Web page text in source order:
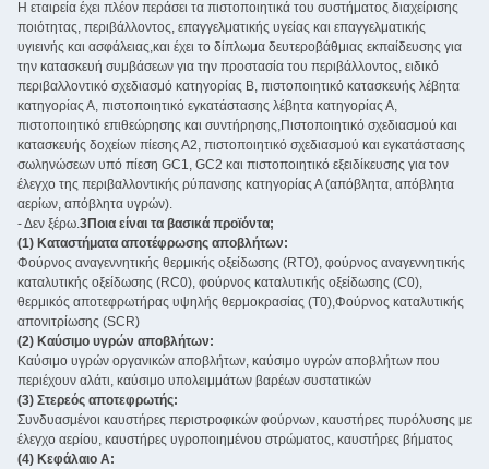
Η εταιρεία έχει πλέον περάσει τα πιστοποιητικά του συστήματος διαχείρισης
ποιότητας, περιβάλλοντος, επαγγελματικής υγείας και επαγγελματικής
υγιεινής και ασφάλειας,και έχει το δίπλωμα δευτεροβάθμιας εκπαίδευσης για
την κατασκευή συμβάσεων για την προστασία του περιβάλλοντος, ειδικό
περιβαλλοντικό σχεδιασμό κατηγορίας Β, πιστοποιητικό κατασκευής λέβητα
κατηγορίας Α, πιστοποιητικό εγκατάστασης λέβητα κατηγορίας Α,
πιστοποιητικό επιθεώρησης και συντήρησης,Πιστοποιητικό σχεδιασμού και
κατασκευής δοχείων πίεσης Α2, πιστοποιητικό σχεδιασμού και εγκατάστασης
σωληνώσεων υπό πίεση GC1, GC2 και πιστοποιητικό εξειδίκευσης για τον
έλεγχο της περιβαλλοντικής ρύπανσης κατηγορίας Α (απόβλητα, απόβλητα
αερίων, απόβλητα υγρών).
- Δεν ξέρω.3Ποια είναι τα βασικά προϊόντα;
(1) Καταστήματα αποτέφρωσης αποβλήτων:
Φούρνος αναγεννητικής θερμικής οξείδωσης (RTO), φούρνος αναγεννητικής
καταλυτικής οξείδωσης (RC0), φούρνος καταλυτικής οξείδωσης (C0),
θερμικός αποτεφρωτήρας υψηλής θερμοκρασίας (T0),Φούρνος καταλυτικής
απονιτρίωσης (SCR)
(2) Καύσιμο υγρών αποβλήτων:
Καύσιμο υγρών οργανικών αποβλήτων, καύσιμο υγρών αποβλήτων που
περιέχουν αλάτι, καύσιμο υπολειμμάτων βαρέων συστατικών
(3) Στερεός αποτεφρωτής:
Συνδυασμένοι καυστήρες περιστροφικών φούρνων, καυστήρες πυρόλυσης με
έλεγχο αερίου, καυστήρες υγροποιημένου στρώματος, καυστήρες βήματος
(4) Κεφάλαιο Α: